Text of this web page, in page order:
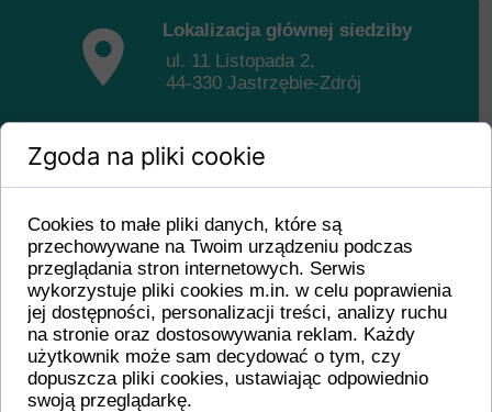
biurobr@acartus.pl
ul. 11 Listopada 2,
44-330 Jastrzębie-Zdrój
(+48) 501 045 636
Lokalizacja głównej siedziby
Kontakt elektroniczny
Zgoda na pliki cookie
Cookies to małe pliki danych, które są
przechowywane na Twoim urządzeniu podczas
przeglądania stron internetowych. Serwis
wykorzystuje pliki cookies m.in. w celu poprawienia
jej dostępności, personalizacji treści, analizy ruchu
na stronie oraz dostosowywania reklam. Każdy
użytkownik może sam decydować o tym, czy
dopuszcza pliki cookies, ustawiając odpowiednio
swoją przeglądarkę.